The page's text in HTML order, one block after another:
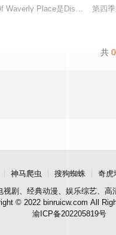
不再是情报员，而是为一家
战StarWars》新三部曲演员
Waverly Place是Disney 第四
共 0
神马爬虫 搜狗蜘蛛 奇虎
视剧、经典动漫、娱乐综艺、
© 2022 binruicw.com All
渝ICP备202205819号